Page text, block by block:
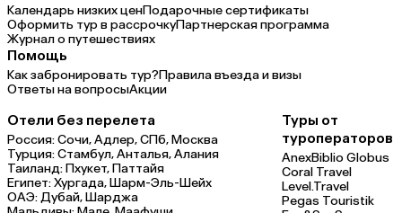
Календарь низких ценПодарочные сертификаты
Оформить тур в рассрочкуПартнерская программа
Журнал о путешествиях
Помощь
Как забронировать тур?Правила въезда и визы
Ответы на вопросыАкции
Отели без перелета
Россия:Сочи,Адлер,СПб,Москва
Турция:Стамбул,Анталья,Алания
Таиланд:Пхукет,Паттайя
Египет:Хургада,Шарм-Эль-Шейх
ОАЭ:Дубай,Шарджа
Туры от
туроператоров
AnexBiblio Globus
Coral Travel
Level.Travel
Pegas Touristik